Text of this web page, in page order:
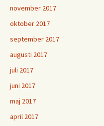
november 2017
oktober 2017
september 2017
augusti 2017
juli 2017
juni 2017
maj 2017
april 2017